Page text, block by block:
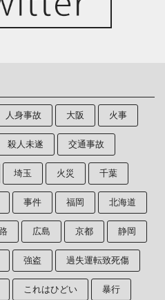
人身事故 大阪 火事
殺人未遂 交通事故
埼玉 火災 千葉
事件 福岡 北海道
広島 京都 静岡
強盗 過失運転致死傷
これはひどい 暴行